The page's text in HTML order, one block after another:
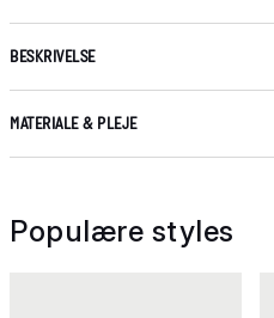
BESKRIVELSE
MATERIALE & PLEJE
Populære styles